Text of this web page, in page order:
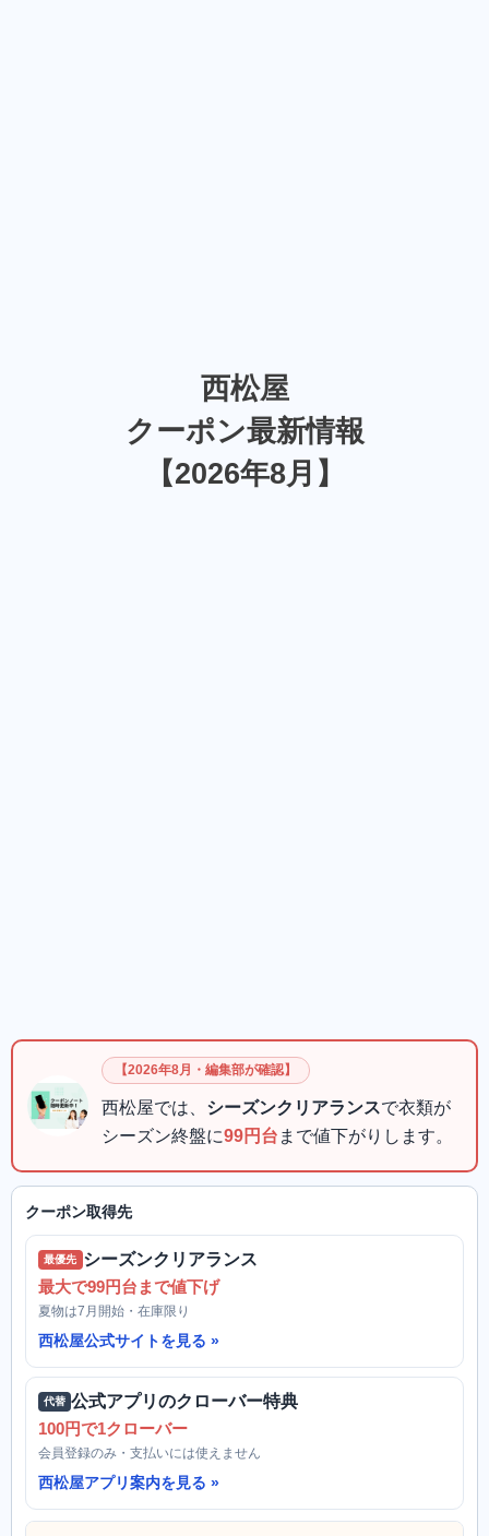
西松屋
クーポン最新情報
【2026年8月】
【2026年8月・編集部が確認】
西松屋では、 シーズンクリアランスで衣類が
シーズン終盤に99円台 まで値下がりします。
クーポン取得先
最優先 シーズンクリアランス
最大で99円台まで値下げ
夏物は7月開始・在庫限り
西松屋公式サイトを見る
代替 公式アプリのクローバー特典
100円で1クローバー
会員登録のみ・支払いには使えません
西松屋アプリ案内を見る